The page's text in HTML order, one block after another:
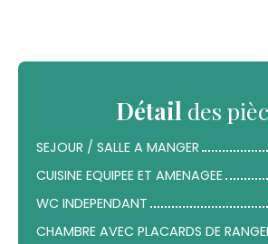
Détail des
SEJOUR / SALLE A MANGER
CUISINE EQUIPEE ET AMENAGEE
WC INDEPENDANT
CHAMBRE AVEC PLACARDS DE